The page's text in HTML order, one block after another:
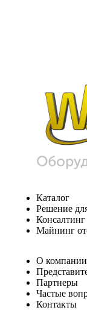
Каталог
Решение
Консалтинг
Майнинг
О компании
Партнеры
Частые
Контакты